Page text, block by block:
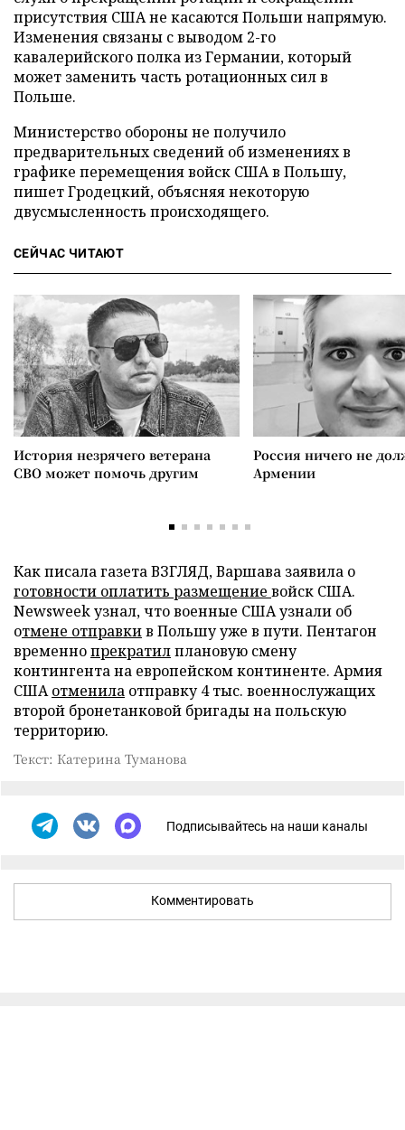
присутствия США не касаются Польши напрямую.
Изменения связаны с выводом 2-го
кавалерийского полка из Германии, который
может заменить часть ротационных сил в
Польше.
Министерство обороны не получило
предварительных сведений об изменениях в
графике перемещения войск США в Польшу,
пишет Гродецкий, объясняя некоторую
двусмысленность происходящего.
СЕЙЧАС ЧИТАЮТ
История незрячего ветерана
СВО может помочь другим
Россия ничего не
Армении
Как писала газета ВЗГЛЯД, Варшава заявила о
готовности оплатить размещение войск США.
Newsweek узнал, что военные США узнали об
отмене отправкив Польшу уже в пути. Пентагон
временнопрекратилплановую смену
контингента на европейском континенте. Армия
СШАотменила отправку 4 тыс. военнослужащих
второй бронетанковой бригады на польскую
территорию.
Текст: Катерина Туманова
Подписывайтесь на наши каналы
Комментировать